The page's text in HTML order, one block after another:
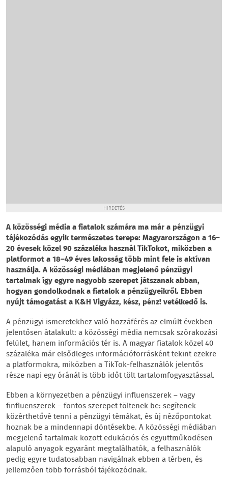
HIRDETÉS
A közösségi média a fiatalok számára ma már a pénzügyi
tájékozódás egyik természetes terepe: Magyarországon a 16–
20 évesek közel 90 százaléka használ TikTokot, miközben a
platformot a 18–49 éves lakosság több mint fele is aktívan
használja. A közösségi médiában megjelenő pénzügyi
tartalmak így egyre nagyobb szerepet játszanak abban,
hogyan gondolkodnak a fiatalok a pénzügyeikről. Ebben
nyújt támogatást a K&H Vigyázz, kész, pénz! vetélkedő is.
A pénzügyi ismeretekhez való hozzáférés az elmúlt években
jelentősen átalakult: a közösségi média nemcsak szórakozási
felület, hanem információs tér is. A magyar fiatalok közel 40
százaléka már elsődleges információforrásként tekint ezekre
a platformokra, miközben a TikTok-felhasználók jelentős
része napi egy óránál is több időt tölt tartalomfogyasztással.
Ebben a környezetben a pénzügyi influenszerek – vagy
finfluenszerek – fontos szerepet töltenek be: segítenek
közérthetővé tenni a pénzügyi témákat, és új nézőpontokat
hoznak be a mindennapi döntésekbe. A közösségi médiában
megjelenő tartalmak között edukációs és együttműködésen
alapuló anyagok egyaránt megtalálhatók, a felhasználók
pedig egyre tudatosabban navigálnak ebben a térben, és
jellemzően több forrásból tájékozódnak.